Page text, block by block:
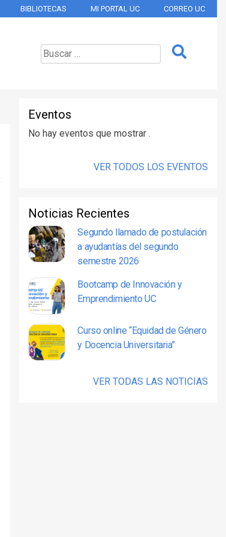
BIBLIOTECAS MI PORTAL UC CORREO UC
Eventos
No hay eventos que mostrar .
VER TODOS LOS EVENTOS
Noticias Recientes
Segundo llamado de postulación
a ayudantías del segundo
semestre 2026
Bootcamp de Innovación y
Emprendimiento UC
Curso online “Equidad de Género
y Docencia Universitaria”
VER TODAS LAS NOTICIAS